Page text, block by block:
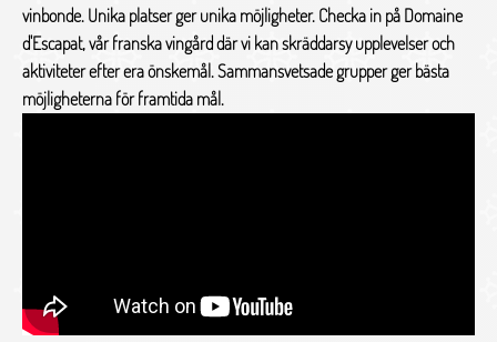
vinbonde. Unika platser ger unika möjligheter. Checka in på Domaine
d'Escapat, vår franska vingård där vi kan skräddarsy upplevelser och
aktiviteter efter era önskemål. Sammansvetsade grupper ger bästa
möjligheterna för framtida mål.